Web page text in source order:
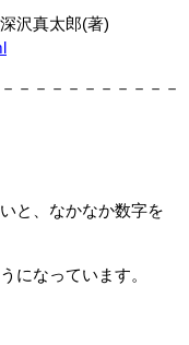
沢真太郎(著)
－－－－－－－－－－
と、なかなか数字を
になっています。